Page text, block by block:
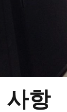
사항